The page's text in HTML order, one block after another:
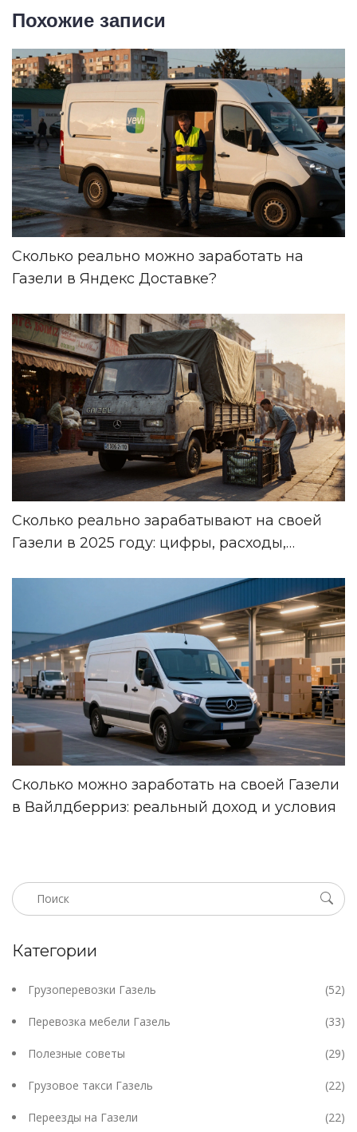
Похожие записи
Сколько реально можно заработать на
Газели в Яндекс Доставке?
Сколько реально зарабатывают на своей
Газели в 2025 году: цифры, расходы,
Сколько можно заработать на своей Газели
в Вайлдберриз: реальный доход и условия
Категории
Грузоперевозки Газель (52)
Перевозка мебели Газель (33)
Полезные советы (29)
Грузовое такси Газель (22)
Переезды на Газели (22)